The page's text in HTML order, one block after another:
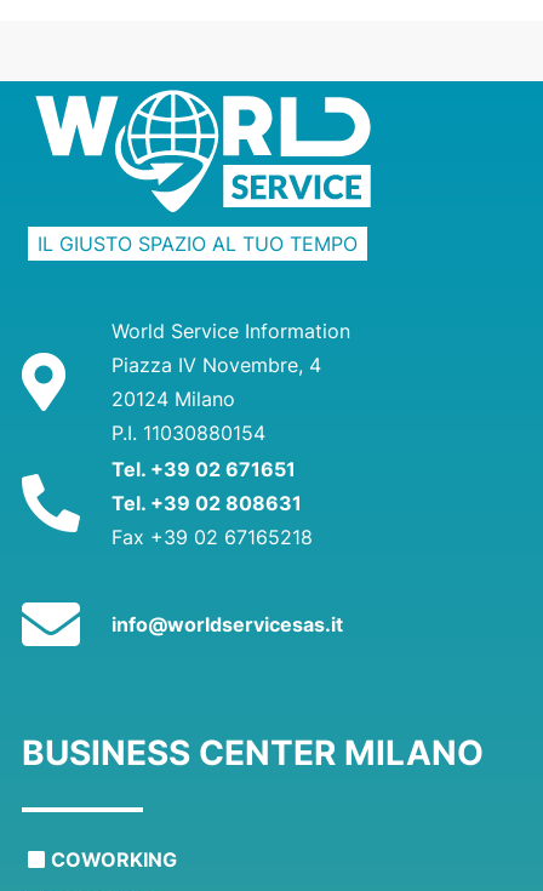
IL GIUSTO SPAZIO AL TUO TEMPO
World Service Information
Piazza IV Novembre, 4
20124 Milano
P.I. 11030880154
Tel. +39 02 671651
Tel. +39 02 808631
Fax +39 02 67165218
info@worldservicesas.it
BUSINESS CENTER MILANO
COWORKING